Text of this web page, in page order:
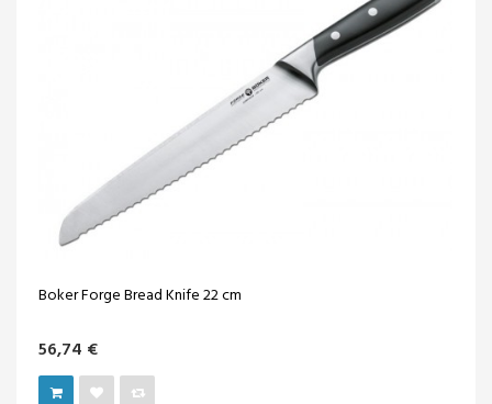
Boker Forge Bread Knife 22 cm
56,74 €